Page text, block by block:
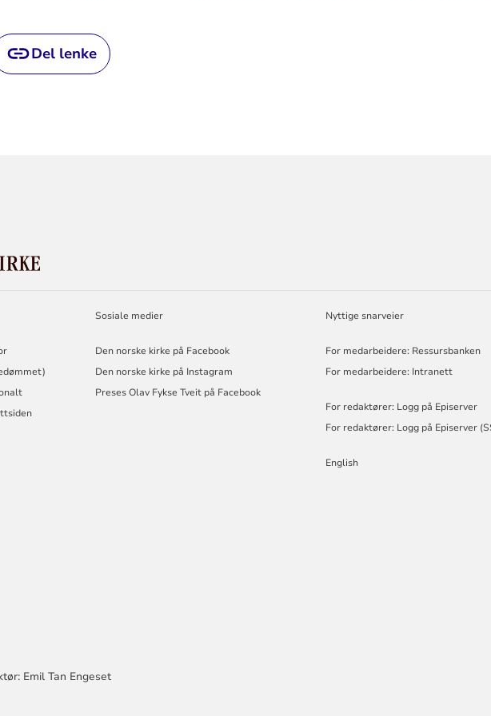
Del lenke
NORSKE
KIRKE
Sosiale medier
Den norske kirke på Facebook
Den norske kirke på Instagram
Preses Olav Fykse Tveit på Facebook
Nyttige snarveier
For medarbeidere: Ressursbanken
For medarbeidere: Intranett
For redaktører: Logg på Episerver
For redaktører: Logg på Episerver
English
Emil Tan Engeset